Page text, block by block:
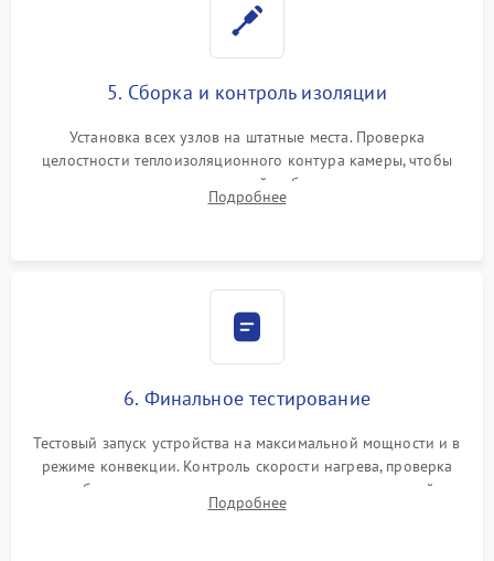
5. Сборка и контроль изоляции
Установка всех узлов на штатные места. Проверка
целостности теплоизоляционного контура камеры, чтобы
исключить перегрев кухонной мебели и потерю тепла.
Надежная фиксация клемм и сборка корпуса шкафа.
Подробнее
6. Финальное тестирование
Тестовый запуск устройства на максимальной мощности и в
режиме конвекции. Контроль скорости нагрева, проверка
срабатывания термостата при достижении заданной
температуры и тест на отсутствие утечек тока.
Подробнее